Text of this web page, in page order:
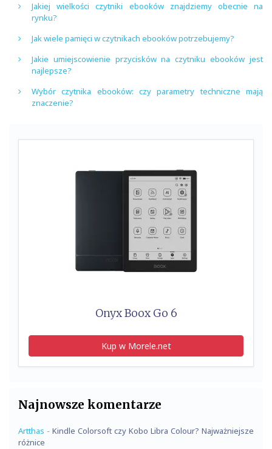
Jakiej wielkości czytniki ebooków znajdziemy obecnie na
rynku?
Jak wiele pamięci w czytnikach ebooków potrzebujemy?
Jakie umiejscowienie przycisków na czytniku ebooków jest
najlepsze?
Wybór czytnika ebooków: czy parametry techniczne mają
znaczenie?
Onyx Boox Go 6
Kup w Morele.net
Najnowsze komentarze
Artthas - Kindle Colorsoft czy Kobo Libra Colour? Najważniejsze
różnice